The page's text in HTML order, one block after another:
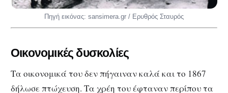
Πηγή εικόνας: sansimera.gr / Ερυθρός Σταυρός
Οικονομικές δυσκολίες
Τα οικονομικά του δεν πήγαιναν καλά και το 1867
δήλωσε πτώχευση. Τα χρέη του έφταναν περίπου τα